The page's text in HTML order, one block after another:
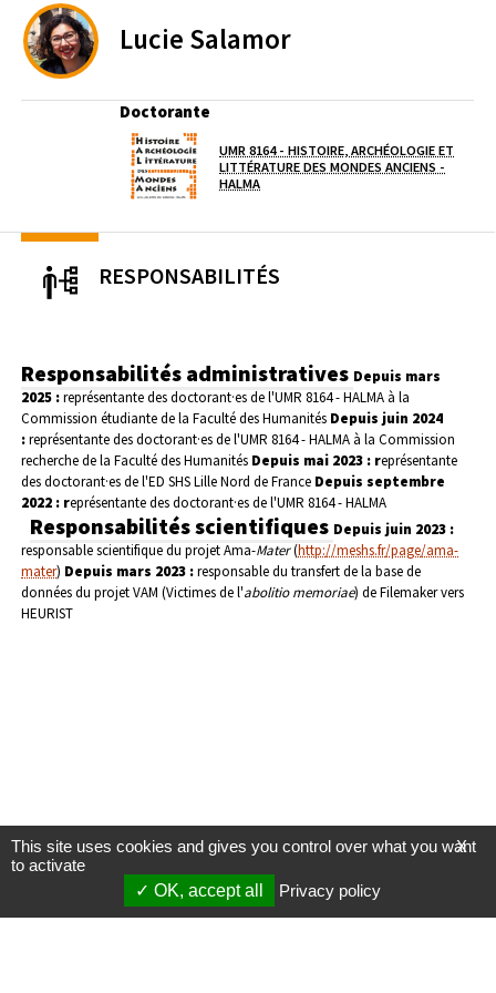
Lucie Salamor
Doctorante
Laboratoire / équipe
UMR 8164 - HISTOIRE, ARCHÉOLOGIE ET
LITTÉRATURE DES MONDES ANCIENS -
HALMA(OUVERTURE DANS UNE NOUVELLE
RESPONSABILITÉS
Responsabilités administratives Depuis mars
2025 :représentante des doctorant·es de l'UMR 8164 - HALMA à la
Commission étudiante de la Faculté des Humanités Depuis juin 2024
:représentante des doctorant·es de l'UMR 8164 - HALMA à la Commission
recherche de la Faculté des Humanités Depuis mai 2023 : représentante
des doctorant·es de l'ED SHS Lille Nord de France Depuis septembre
2022 : représentante des doctorant·es de l'UMR 8164 - HALMA
Responsabilités scientifiques Depuis juin 2023 :
responsable scientifique du projet Ama-Mater(http://meshs.fr/page/ama-
mater) Depuis mars 2023 :responsable du transfert de la base de
données du projet VAM (Victimes de l'abolitio memoriae) de Filemaker vers
HEURIST
X
This site uses cookies and gives you control over what you want
to activate
OK, accept all
Privacy policy